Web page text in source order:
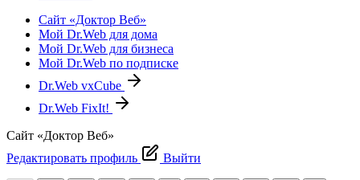
Сайт «Доктор Веб»
Мой Dr.Web для дома
Мой Dr.Web для бизнеса
Мой Dr.Web по подписке
Dr.Web vxCube
Dr.Web FixIt!
Сайт «Доктор Веб»
Редактировать профиль
Выйти